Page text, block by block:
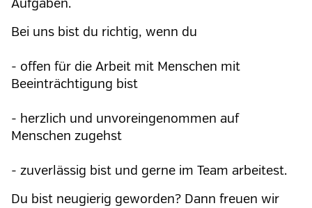
Aufgaben.
Bei uns bist du richtig, wenn du
- offen für die Arbeit mit Menschen mit
Beeinträchtigung bist
- herzlich und unvoreingenommen auf
Menschen zugehst
- zuverlässig bist und gerne im Team arbeitest.
Du bist neugierig geworden? Dann freuen wir